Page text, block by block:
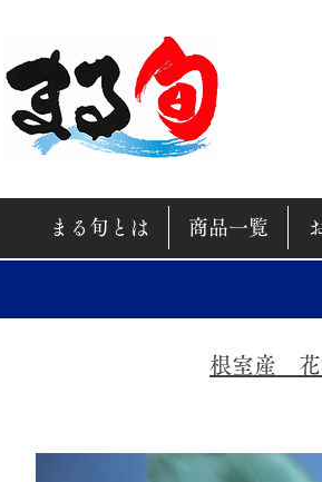
まる旬とは 商品一覧
根室産 花